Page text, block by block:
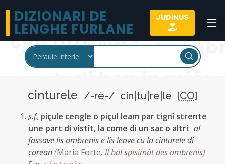
DIZIONARI DE
LENGHE FURLANE
JUDINUS
cinturele /-rè-/ cin|tu|re|le [CO]
s.f. piçule cengle o piçul leam par tignî strente
une part di vistît, la come di un sac o altri: al
fassave lis ombrenis e lis leave cu la cinturele di
corean(Maria Forte, Il bal spisimât des ombrenis)